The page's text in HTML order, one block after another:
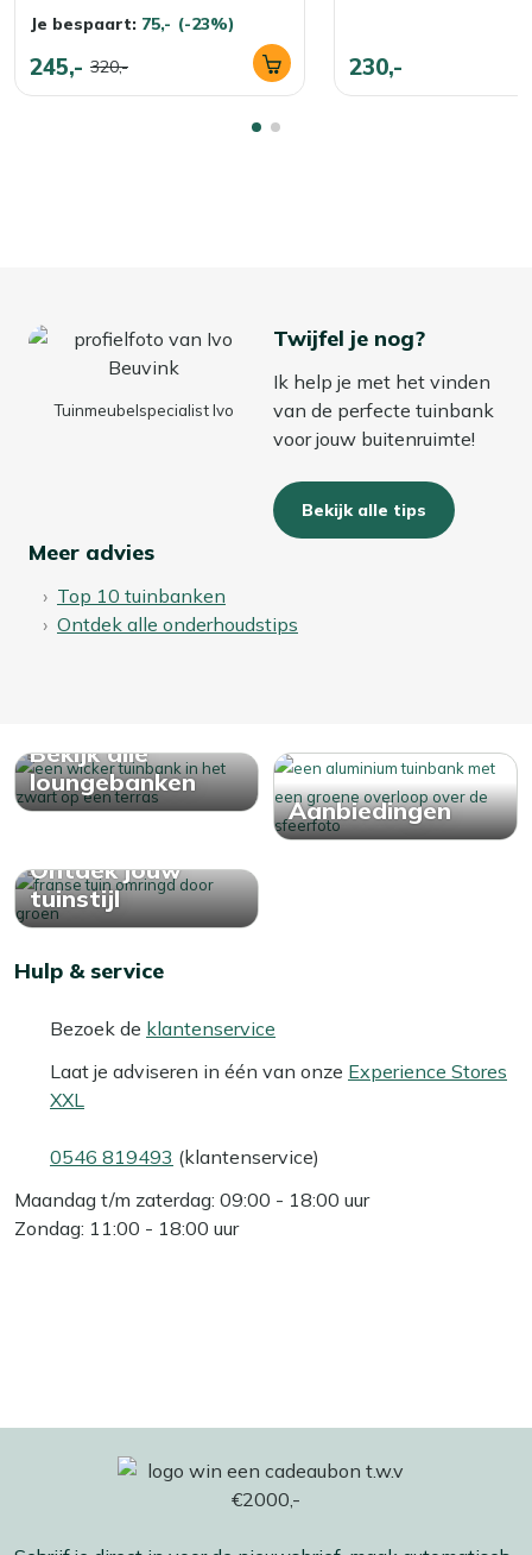
Je bespaart: 75,- (-23%)
245,- 320,- 230,-
Tuinmeubelspecialist Ivo
Twijfel je nog?
Ik help je met het vinden
van de perfecte tuinbank
voor jouw buitenruimte!
Bekijk alle tips
Meer advies
Top 10 tuinbanken
Ontdek alle onderhoudstips
Bekijk alle
loungebanken
Aanbiedingen
Ontdek jouw
tuinstijl
Hulp & service
Bezoek de klantenservice
Laat je adviseren in één van onze Experience Stores
XXL
0546 819493 (klantenservice)
Maandag t/m zaterdag: 09:00 - 18:00 uur
Zondag: 11:00 - 18:00 uur